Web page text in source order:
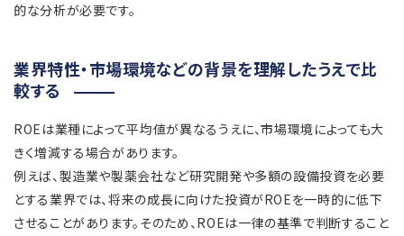
的な分析が必要です。
業界特性・市場環境などの背景を理解したうえで比
較する
ROEは業種によって平均値が異なるうえに、市場環境によっても大
きく増減する場合があります。
例えば、製造業や製薬会社など研究開発や多額の設備投資を必要
とする業界では、将来の成長に向けた投資がROEを一時的に低下
させることがあります。そのため、ROEは一律の基準で判断すること